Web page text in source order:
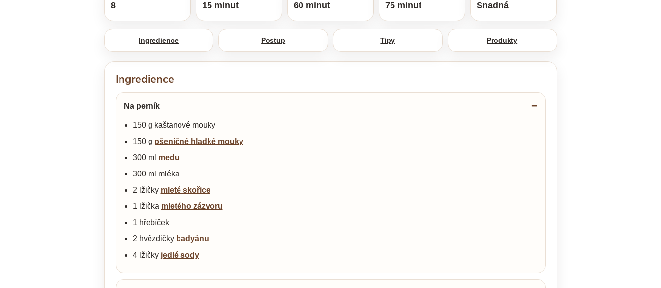
8 15 minut 60 minut 75 minut Snadná
Ingredience Postup Tipy Produkty
Ingredience
Na perník
150 g kaštanové mouky
150 g pšeničné hladké mouky
300 ml medu
300 ml mléka
2 lžičky mleté skořice
1 lžička mletého zázvoru
1 hřebíček
2 hvězdičky badyánu
4 lžičky jedlé sody